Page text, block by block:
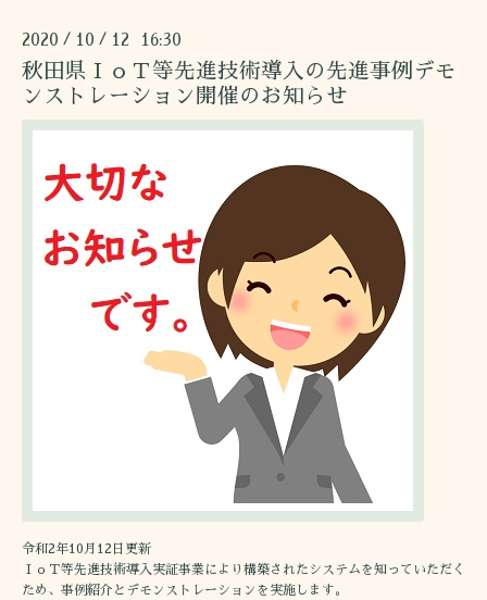
2020 / 10 / 12 16:30
秋田県ＩｏＴ等先進技術導入の先進事例デモ
ンストレーション開催のお知らせ
令和2年10月12日更新
ＩｏＴ等先進技術導入実証事業により構築されたシステムを知っていただく
ため、事例紹介とデモンストレーションを実施します。